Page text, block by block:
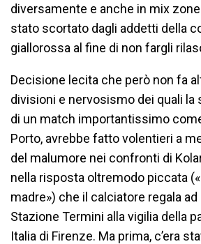
diversamente e anche in mix
stato scortato dagli addetti della
giallorossa al fine di non fargli
Decisione lecita che però non fa
divisioni e nervosismo dei quali la
di un match importantissimo
Porto, avrebbe fatto volentieri a
del malumore nei confronti di
nella risposta oltremodo piccata
madre») che il calciatore regala
Stazione Termini alla vigilia della
Italia di Firenze. Ma prima, c’era